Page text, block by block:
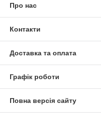
Про нас
Контакти
Доставка та оплата
Графік роботи
Повна версія сайту